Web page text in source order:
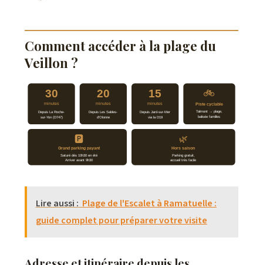
Comment accéder à la plage du
Veillon ?
30
minutes
Depuis La Roche-
sur-Yon (D747)
20
minutes
Depuis Les Sables-
d’Olonne
15
minutes
Depuis Jard-sur-Mer
via la D19
🚲
Piste cyclable
Talmont → plage,
balisée familles
🅿
Grand parking payant
Saturé dès 10h30 en été
Arriver avant 9h30
🌿
Hors saison
Parking gratuit,
accueil très facile
Lire aussi : Plage de l'Escalet à Ramatuelle :
guide complet pour préparer votre visite